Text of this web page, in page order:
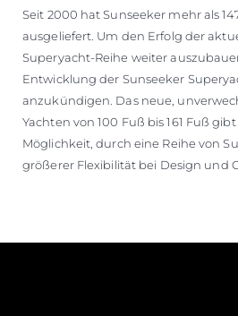
Seit 2000 hat Sunseeker mehr als
ausgeliefert. Um den Erfolg der
Superyacht-Reihe weiter
Entwicklung der Sunseeker
anzukündigen. Das neue,
Yachten von 100 Fuß bis 161 Fuß
Möglichkeit, durch eine Reihe von
größerer Flexibilität bei Design und